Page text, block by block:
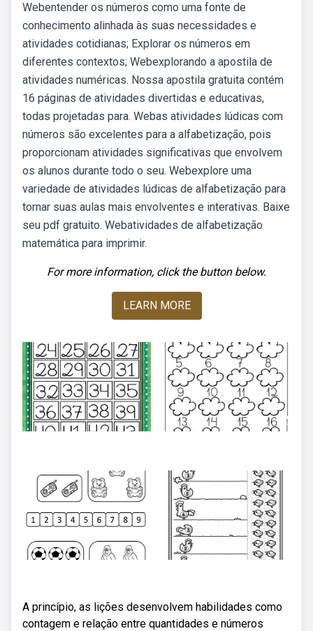
Webentender os números como uma fonte de
conhecimento alinhada às suas necessidades e
atividades cotidianas; Explorar os números em
diferentes contextos; Webexplorando a apostila de
atividades numéricas. Nossa apostila gratuita contém
16 páginas de atividades divertidas e educativas,
todas projetadas para. Webas atividades lúdicas com
números são excelentes para a alfabetização, pois
proporcionam atividades significativas que envolvem
os alunos durante todo o seu. Webexplore uma
variedade de atividades lúdicas de alfabetização para
tornar suas aulas mais envolventes e interativas. Baixe
seu pdf gratuito. Webatividades de alfabetização
matemática para imprimir.
For more information, click the button below.
LEARN MORE
A princípio, as lições desenvolvem habilidades como
contagem e relação entre quantidades e números